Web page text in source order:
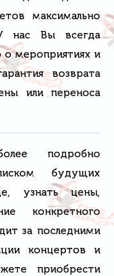
максимально
нас Вы всегда
мероприятиях и
возврата
или переноса
подробно
будущих
узнать цены,
конкретного
за последними
концертов и
приобрести